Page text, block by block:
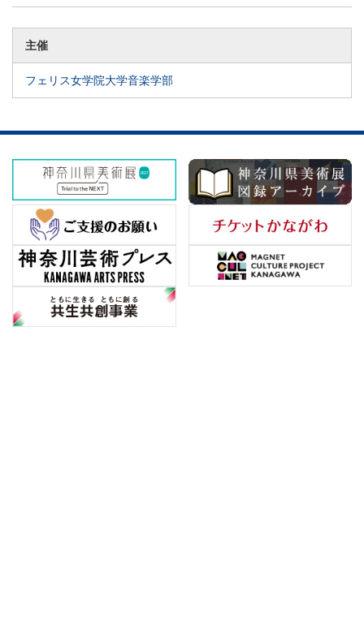
主催
フェリス女学院大学音楽学部